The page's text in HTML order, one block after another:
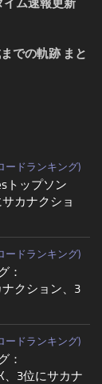
イム速報更新
での軌跡 まと
ードランキング)
トップソン
カナクショ
ードランキング)
：
ナクション、3
ードランキング)
：
、3位にサカナ